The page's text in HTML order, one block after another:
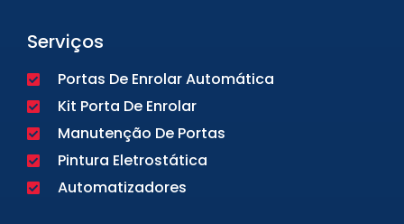
Serviços
Portas De Enrolar Automática
Kit Porta De Enrolar
Manutenção De Portas
Pintura Eletrostática
Automatizadores